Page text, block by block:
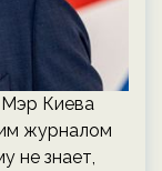
Киева
журналом
не знает,